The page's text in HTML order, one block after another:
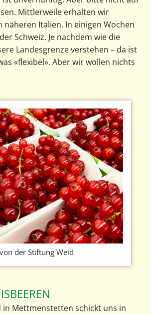
Mittlerweile erhalten wir
näheren Italien. In einigen Wochen
Schweiz. Je nachdem wie die
Landesgrenze verstehen – da ist
«flexibel». Aber wir wollen nichts
der Stiftung Weid
in Mettmenstetten schickt uns in